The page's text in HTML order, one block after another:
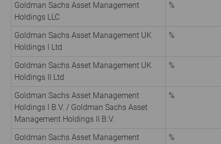
Goldman Sachs Asset Management
Holdings LLC
%
Goldman Sachs Asset Management UK
Holdings I Ltd
%
Goldman Sachs Asset Management UK
Holdings II Ltd
%
Goldman Sachs Asset Management
Holdings I B.V. / Goldman Sachs Asset
Management Holdings II B.V.
%
Goldman Sachs Asset Management
%